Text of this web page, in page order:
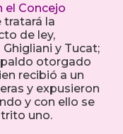
el Concejo
tratará la
de ley,
y Tucat;
otorgado
recibió a un
y expusieron
y con ello se
uno.